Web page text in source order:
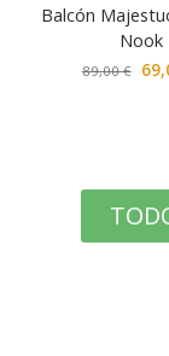
Balcón
Nook
89,00€